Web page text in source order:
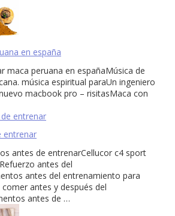
en españa
maca peruana en españaMúsica de
música espiritual paraUn ingeniero
macbook pro – risitasMaca con
entrenar
antes de entrenarCellucor c4 sport
antes del
antes del entrenamiento para
antes y después del
antes de …